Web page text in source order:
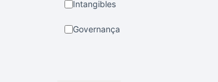
Intangibles
Governança